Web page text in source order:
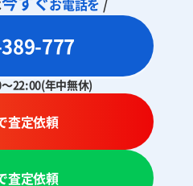
お電話を /
777
22:00(年中無休)
査定依頼
査定依頼